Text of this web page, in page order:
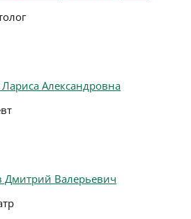
Александровна
Дмитрий Валерьевич